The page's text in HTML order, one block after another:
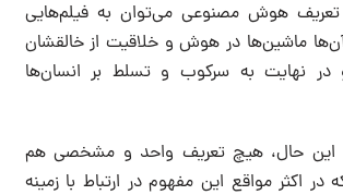
تعریف هوش مصنوعی می‌توان به فیلم‌هایی
آن‌ها ماشین‌ها در هوش و خلاقیت از خالقشان
در نهایت به سرکوب و تسلط بر انسان‌ها
این حال، هیچ تعریف واحد و مشخصی هم
در اکثر مواقع این مفهوم در ارتباط با زمینه